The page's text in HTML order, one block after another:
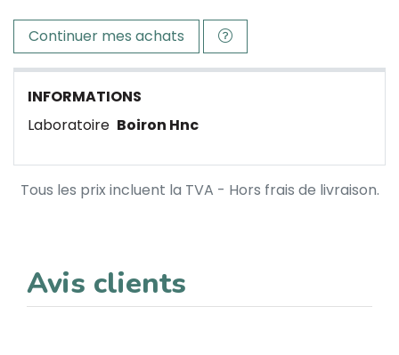
Continuer mes achats
INFORMATIONS
Laboratoire Boiron Hnc
Tous les prix incluent la TVA - Hors frais de livraison.
Avis clients